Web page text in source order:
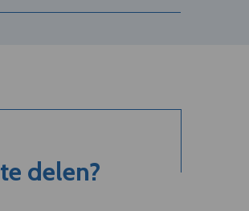
delen?